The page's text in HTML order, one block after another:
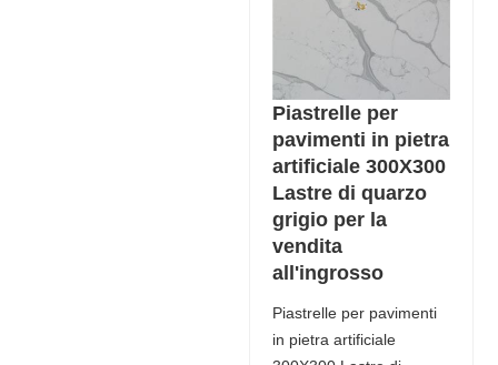
Piastrelle per
pavimenti in pietra
artificiale 300X300
Lastre di quarzo
grigio per la
vendita
all'ingrosso
Piastrelle per pavimenti
in pietra artificiale